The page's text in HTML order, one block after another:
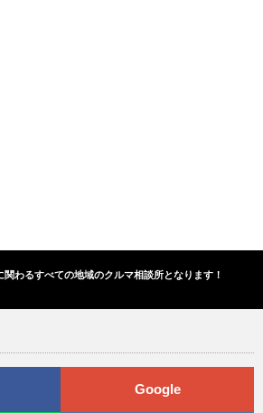
わるすべての地域のクルマ相談所となります！
Google